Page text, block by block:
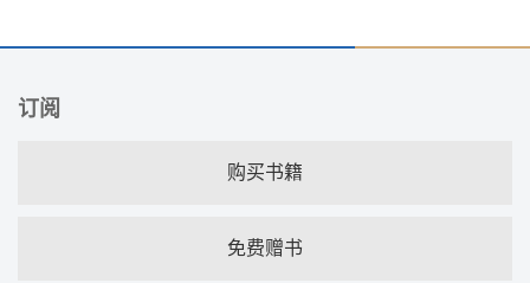
订阅
购买书籍
免费赠书